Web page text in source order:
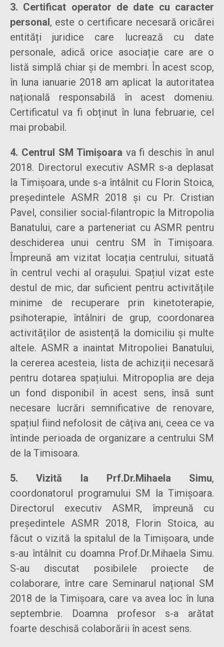
3. Certificat operator de date cu caracter
personal, este o certificare necesară oricărei
entități juridice care lucrează cu date
personale, adică orice asociație care are o
listă simplă chiar și de membri. În acest scop,
în luna ianuarie 2018 am aplicat la autoritatea
națională responsabilă în acest domeniu.
Certificatul va fi obținut în luna februarie, cel
mai probabil.
4. Centrul SM Timișoara va fi deschis în anul
2018. Directorul executiv ASMR s-a deplasat
la Timișoara, unde s-a întâlnit cu Florin Stoica,
președintele ASMR 2018 și cu Pr. Cristian
Pavel, consilier social-filantropic la Mitropolia
Banatului, care a parteneriat cu ASMR pentru
deschiderea unui centru SM în Timișoara.
Împreună am vizitat locația centrului, situată
în centrul vechi al orașului. Spațiul vizat este
destul de mic, dar suficient pentru activitățile
minime de recuperare prin kinetoterapie,
psihoterapie, întâlniri de grup, coordonarea
activităților de asistență la domiciliu și multe
altele. ASMR a inaintat Mitropoliei Banatului,
la cererea acesteia, lista de achiziții necesară
pentru dotarea spațiului. Mitropoplia are deja
un fond disponibil în acest sens, însă sunt
necesare lucrări semnificative de renovare,
spațiul fiind nefolosit de câțiva ani, ceea ce va
întinde perioada de organizare a centrului SM
de la Timisoara.
5. Vizită la Prf.Dr.Mihaela Simu,
coordonatorul programului SM la Timișoara.
Directorul executiv ASMR, împreună cu
președintele ASMR 2018, Florin Stoica, au
făcut o vizită la spitalul de la Timișoara, unde
s-au întâlnit cu doamna Prof.Dr.Mihaela Simu.
S-au discutat posibilele proiecte de
colaborare, între care Seminarul național SM
2018 de la Timișoara, care va avea loc în luna
septembrie. Doamna profesor s-a arătat
foarte deschisă colaborării în acest sens.